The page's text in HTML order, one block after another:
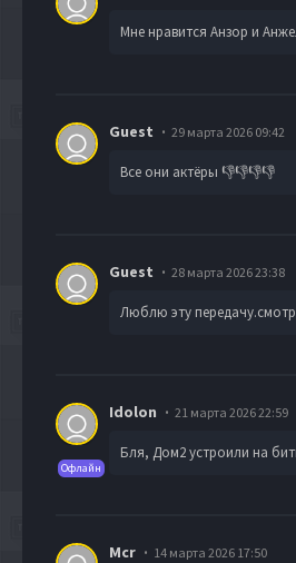
Мне нравится Анзор и
Guest 29 марта 2026 09:42
Все они актёры 👎👎👎👎
Guest 28 марта 2026 23:38
Люблю эту
Офлайн
Idolon 21 марта 2026 22:59
Бля, Дом2 устроили на
Mcr 14 марта 2026 17:50